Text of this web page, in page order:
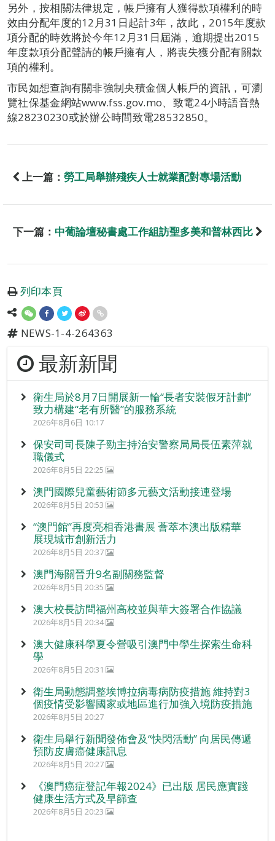
另外，按相關法律規定，帳戶擁有人獲得款項權利的時
效由分配年度的12月31日起計3年，故此，2015年度款
項分配的時效將於今年12月31日屆滿，逾期提出2015
年度款項分配聲請的帳戶擁有人，將喪失獲分配有關款
項的權利。
市民如想查詢有關非強制央積金個人帳戶的資訊，可瀏
覽社保基金網站www.fss.gov.mo、致電24小時語音熱
線28230230或於辦公時間致電28532850。
上一篇： 勞工局舉辦殘疾人士就業配對專場活動
下一篇： 中葡論壇秘書處工作組訪聖多美和普林西比
列印本頁
NEWS-1-4-264363
最新新聞
衛生局於8月7日開展新一輪“長者安裝假牙計劃”
致力構建“老有所醫”的服務系統
2026年8月6日 10:17
保安司司長陳子勁主持治安警察局局長伍素萍就
職儀式
2026年8月5日 22:25
澳門國際兒童藝術節多元藝文活動接連登場
2026年8月5日 20:53
“澳門館”再度亮相香港書展 薈萃本澳出版精華
展現城市創新活力
2026年8月5日 20:37
澳門海關晉升9名副關務監督
2026年8月5日 20:35
澳大校長訪問福州高校並與華大簽署合作協議
2026年8月5日 20:34
澳大健康科學夏令營吸引澳門中學生探索生命科
學
2026年8月5日 20:31
衛生局動態調整埃博拉病毒病防疫措施 維持對3
個疫情受影響國家或地區進行加強入境防疫措施
2026年8月5日 20:27
衛生局舉行新聞發佈會及“快閃活動” 向居民傳遞
預防皮膚癌健康訊息
2026年8月5日 20:27
《澳門癌症登記年報2024》已出版 居民應實踐
健康生活方式及早篩查
2026年8月5日 20:23